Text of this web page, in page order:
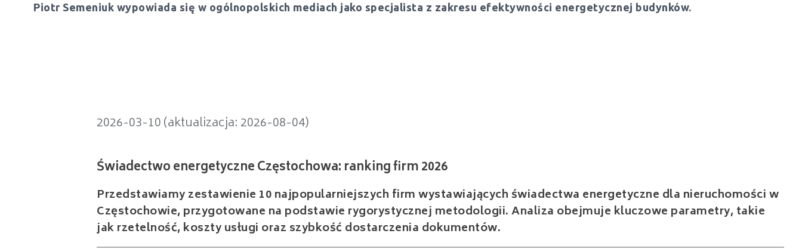
Piotr Semeniuk wypowiada się w ogólnopolskich mediach jako specjalista z zakresu efektywności energetycznej budynków.
2026-03-10 (aktualizacja: 2026-08-04)
Przedstawiamy zestawienie 10 najpopularniejszych firm wystawiających świadectwa energetyczne dla nieruchomości w
Częstochowie, przygotowane na podstawie rygorystycznej metodologii. Analiza obejmuje kluczowe parametry, takie
jak rzetelność, koszty usługi oraz szybkość dostarczenia dokumentów.